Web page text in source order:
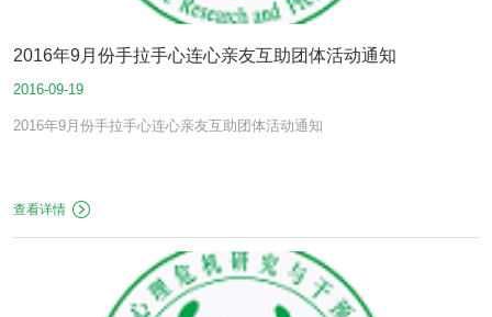
2016年9月份手拉手心连心亲友互助团体活动通知
2016-09-19
2016年9月份手拉手心连心亲友互助团体活动通知
查看详情